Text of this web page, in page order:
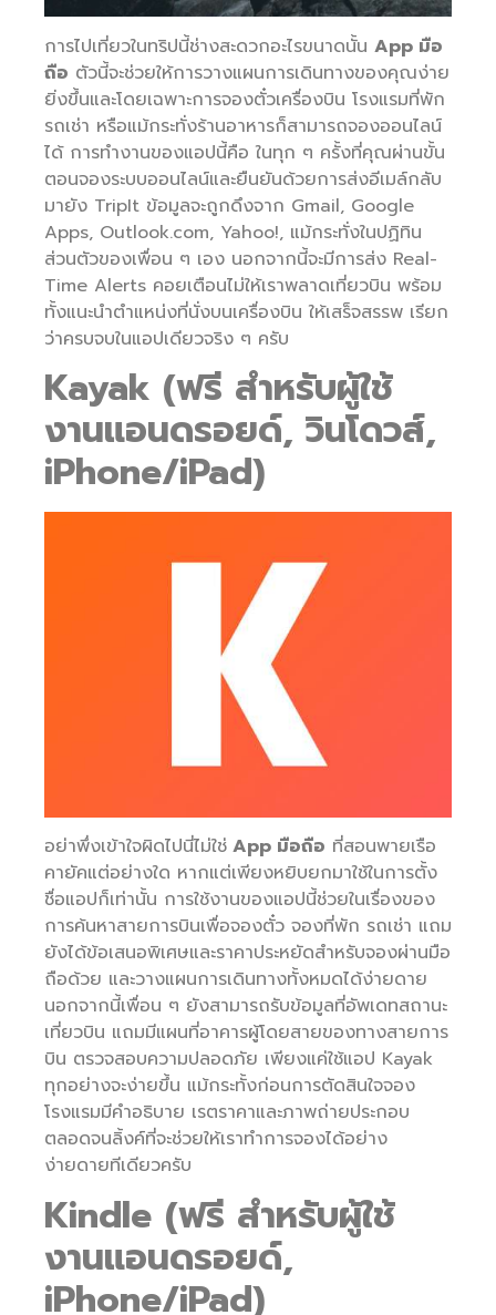
การไปเที่ยวในทริปนี้ช่างสะดวกอะไรขนาดนั้น App มือ
ถือ ตัวนี้จะช่วยให้การวางแผนการเดินทางของคุณง่าย
ยิ่งขึ้นและโดยเฉพาะการจองตั๋วเครื่องบิน โรงแรมที่พัก
รถเช่า หรือแม้กระทั่งร้านอาหารก็สามารถจองออนไลน์
ได้ การทำงานของแอปนี้คือ ในทุก ๆ ครั้งที่คุณผ่านขั้น
ตอนจองระบบออนไลน์และยืนยันด้วยการส่งอีเมล์กลับ
มายัง TripIt ข้อมูลจะถูกดึงจาก Gmail, Google
Apps, Outlook.com, Yahoo!, แม้กระทั่งในปฏิทิน
ส่วนตัวของเพื่อน ๆ เอง นอกจากนี้จะมีการส่ง Real-
Time Alerts คอยเตือนไม่ให้เราพลาดเที่ยวบิน พร้อม
ทั้งแนะนำตำแหน่งที่นั่งบนเครื่องบิน ให้เสร็จสรรพ เรียก
ว่าครบจบในแอปเดียวจริง ๆ ครับ
Kayak (ฟรี สำหรับผู้ใช้
งานแอนดรอยด์, วินโดวส์,
iPhone/iPad)
อย่าพึ่งเข้าใจผิดไปนี่ไม่ใช่ App มือถือ ที่สอนพายเรือ
คายัคแต่อย่างใด หากแต่เพียงหยิบยกมาใช้ในการตั้ง
ชื่อแอปก็เท่านั้น การใช้งานของแอปนี้ช่วยในเรื่องของ
การค้นหาสายการบินเพื่อจองตั๋ว จองที่พัก รถเช่า แถม
ยังได้ข้อเสนอพิเศษและราคาประหยัดสำหรับจองผ่านมือ
ถือด้วย และวางแผนการเดินทางทั้งหมดได้ง่ายดาย
นอกจากนี้เพื่อน ๆ ยังสามารถรับข้อมูลที่อัพเดทสถานะ
เที่ยวบิน แถมมีแผนที่อาคารผู้โดยสายของทางสายการ
บิน ตรวจสอบความปลอดภัย เพียงแค่ใช้แอป Kayak
ทุกอย่างจะง่ายขึ้น แม้กระทั้งก่อนการตัดสินใจจอง
โรงแรมมีคำอธิบาย เรตราคาและภาพถ่ายประกอบ
ตลอดจนลิ้งค์ที่จะช่วยให้เราทำการจองได้อย่าง
ง่ายดายทีเดียวครับ
Kindle (ฟรี สำหรับผู้ใช้
งานแอนดรอยด์,
iPhone/iPad)